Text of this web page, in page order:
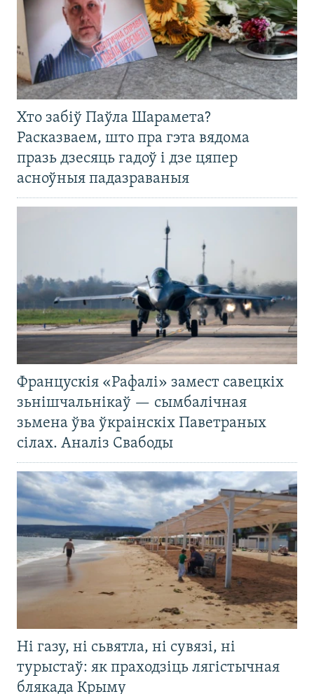
Хто забіў Паўла Шарамета?
Расказваем, што пра гэта вядома
празь дзесяць гадоў і дзе цяпер
асноўныя падазраваныя
Францускія «Рафалі» замест савецкіх
зьнішчальнікаў — сымбалічная
зьмена ўва ўкраінскіх Паветраных
сілах. Аналіз Свабоды
Ні газу, ні сьвятла, ні сувязі, ні
турыстаў: як праходзіць лягістычная
блякада Крыму